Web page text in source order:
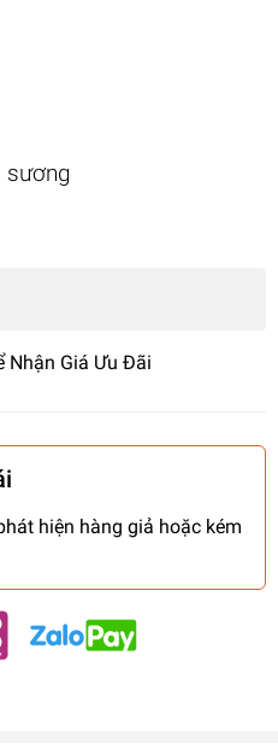
sương
Nhận Giá Ưu Đãi
hiện hàng giả hoặc kém